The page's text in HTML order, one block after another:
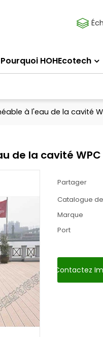
Pourquoi HOHEcotech
à l'eau de la cavité
de la cavité WPC
Partager
Catalogue
Marque
Port
Contactez